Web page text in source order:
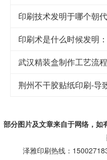
印刷技术发明于哪个朝
武汉精装盒制作工艺流程
荆州不干胶贴纸印刷-导
部分图片及文章来自于网络，如
泽雅印刷热线：